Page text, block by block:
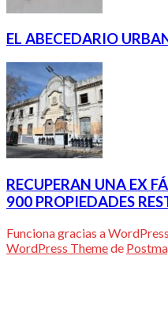
EL ABECEDARIO
RECUPERAN UNA EX
900 PROPIEDADES
Funciona gracias a WordPress
WordPress Themede